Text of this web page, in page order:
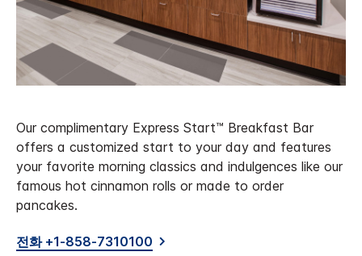
Our complimentary Express Start™ Breakfast Bar
offers a customized start to your day and features
your favorite morning classics and indulgences like our
famous hot cinnamon rolls or made to order
pancakes.
전화 +1-858-7310100